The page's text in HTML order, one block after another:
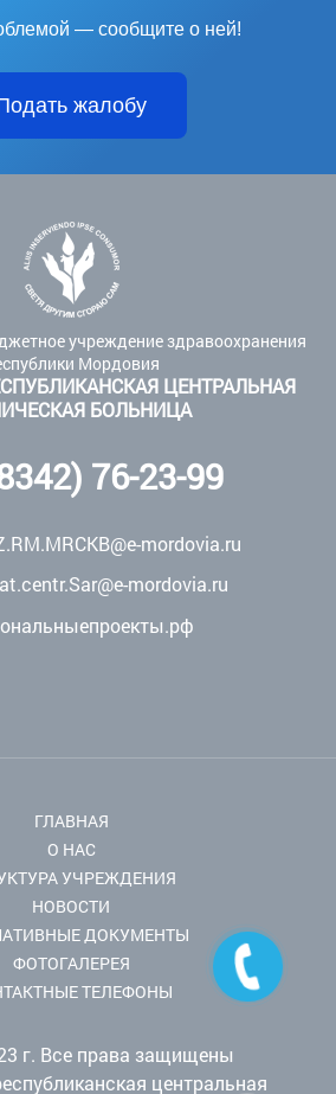
— сообщите о ней!
жалобу
учреждение здравоохранения
Мордовия
ЦЕНТРАЛЬНАЯ
БОЛЬНИЦА
76-23-99
mordovia.ru
mordovia.ru
ГЛАВНАЯ
О НАС
УЧРЕЖДЕНИЯ
НОВОСТИ
ДОКУМЕНТЫ
ФОТОГАЛЕРЕЯ
ТЕЛЕФОНЫ
г. Все права защищены
центральная